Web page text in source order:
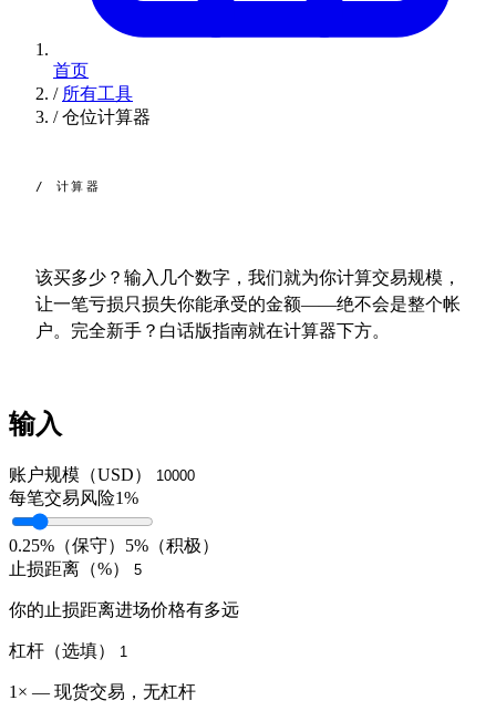
首页
/ 所有工具
/ 仓位计算器
/ 计算器
该买多少？输入几个数字，我们就为你计算交易规模，
让一笔亏损只损失你能承受的金额——绝不会是整个帐
户。完全新手？白话版指南就在计算器下方。
输入
账户规模（USD）
每笔交易风险1%
0.25%（保守） 5%（积极）
止损距离（%）
你的止损距离进场价格有多远
杠杆（选填）
1× — 现货交易，无杠杆